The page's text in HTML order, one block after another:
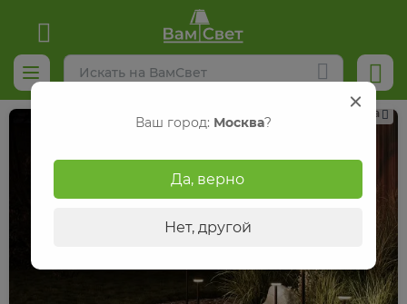
Реклама
Ваш город: Москва?
Да, верно
Нет, другой